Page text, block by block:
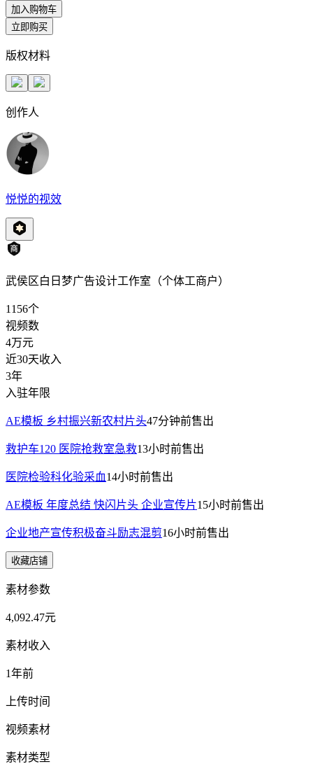
加入购物车
立即购买
版权材料
创作人
悦悦的视效
武侯区白日梦广告设计工作室（个体工商户）
1156个
视频数
4万元
近30天收入
3年
入驻年限
AE模板 乡村振兴新农村片头47分钟前售出
救护车120 医院抢救室急救13小时前售出
医院检验科化验采血14小时前售出
AE模板 年度总结 快闪片头 企业宣传片15小时前售出
企业地产宣传积极奋斗励志混剪16小时前售出
收藏店铺
素材参数
4,092.47元
素材收入
1年前
上传时间
视频素材
素材类型